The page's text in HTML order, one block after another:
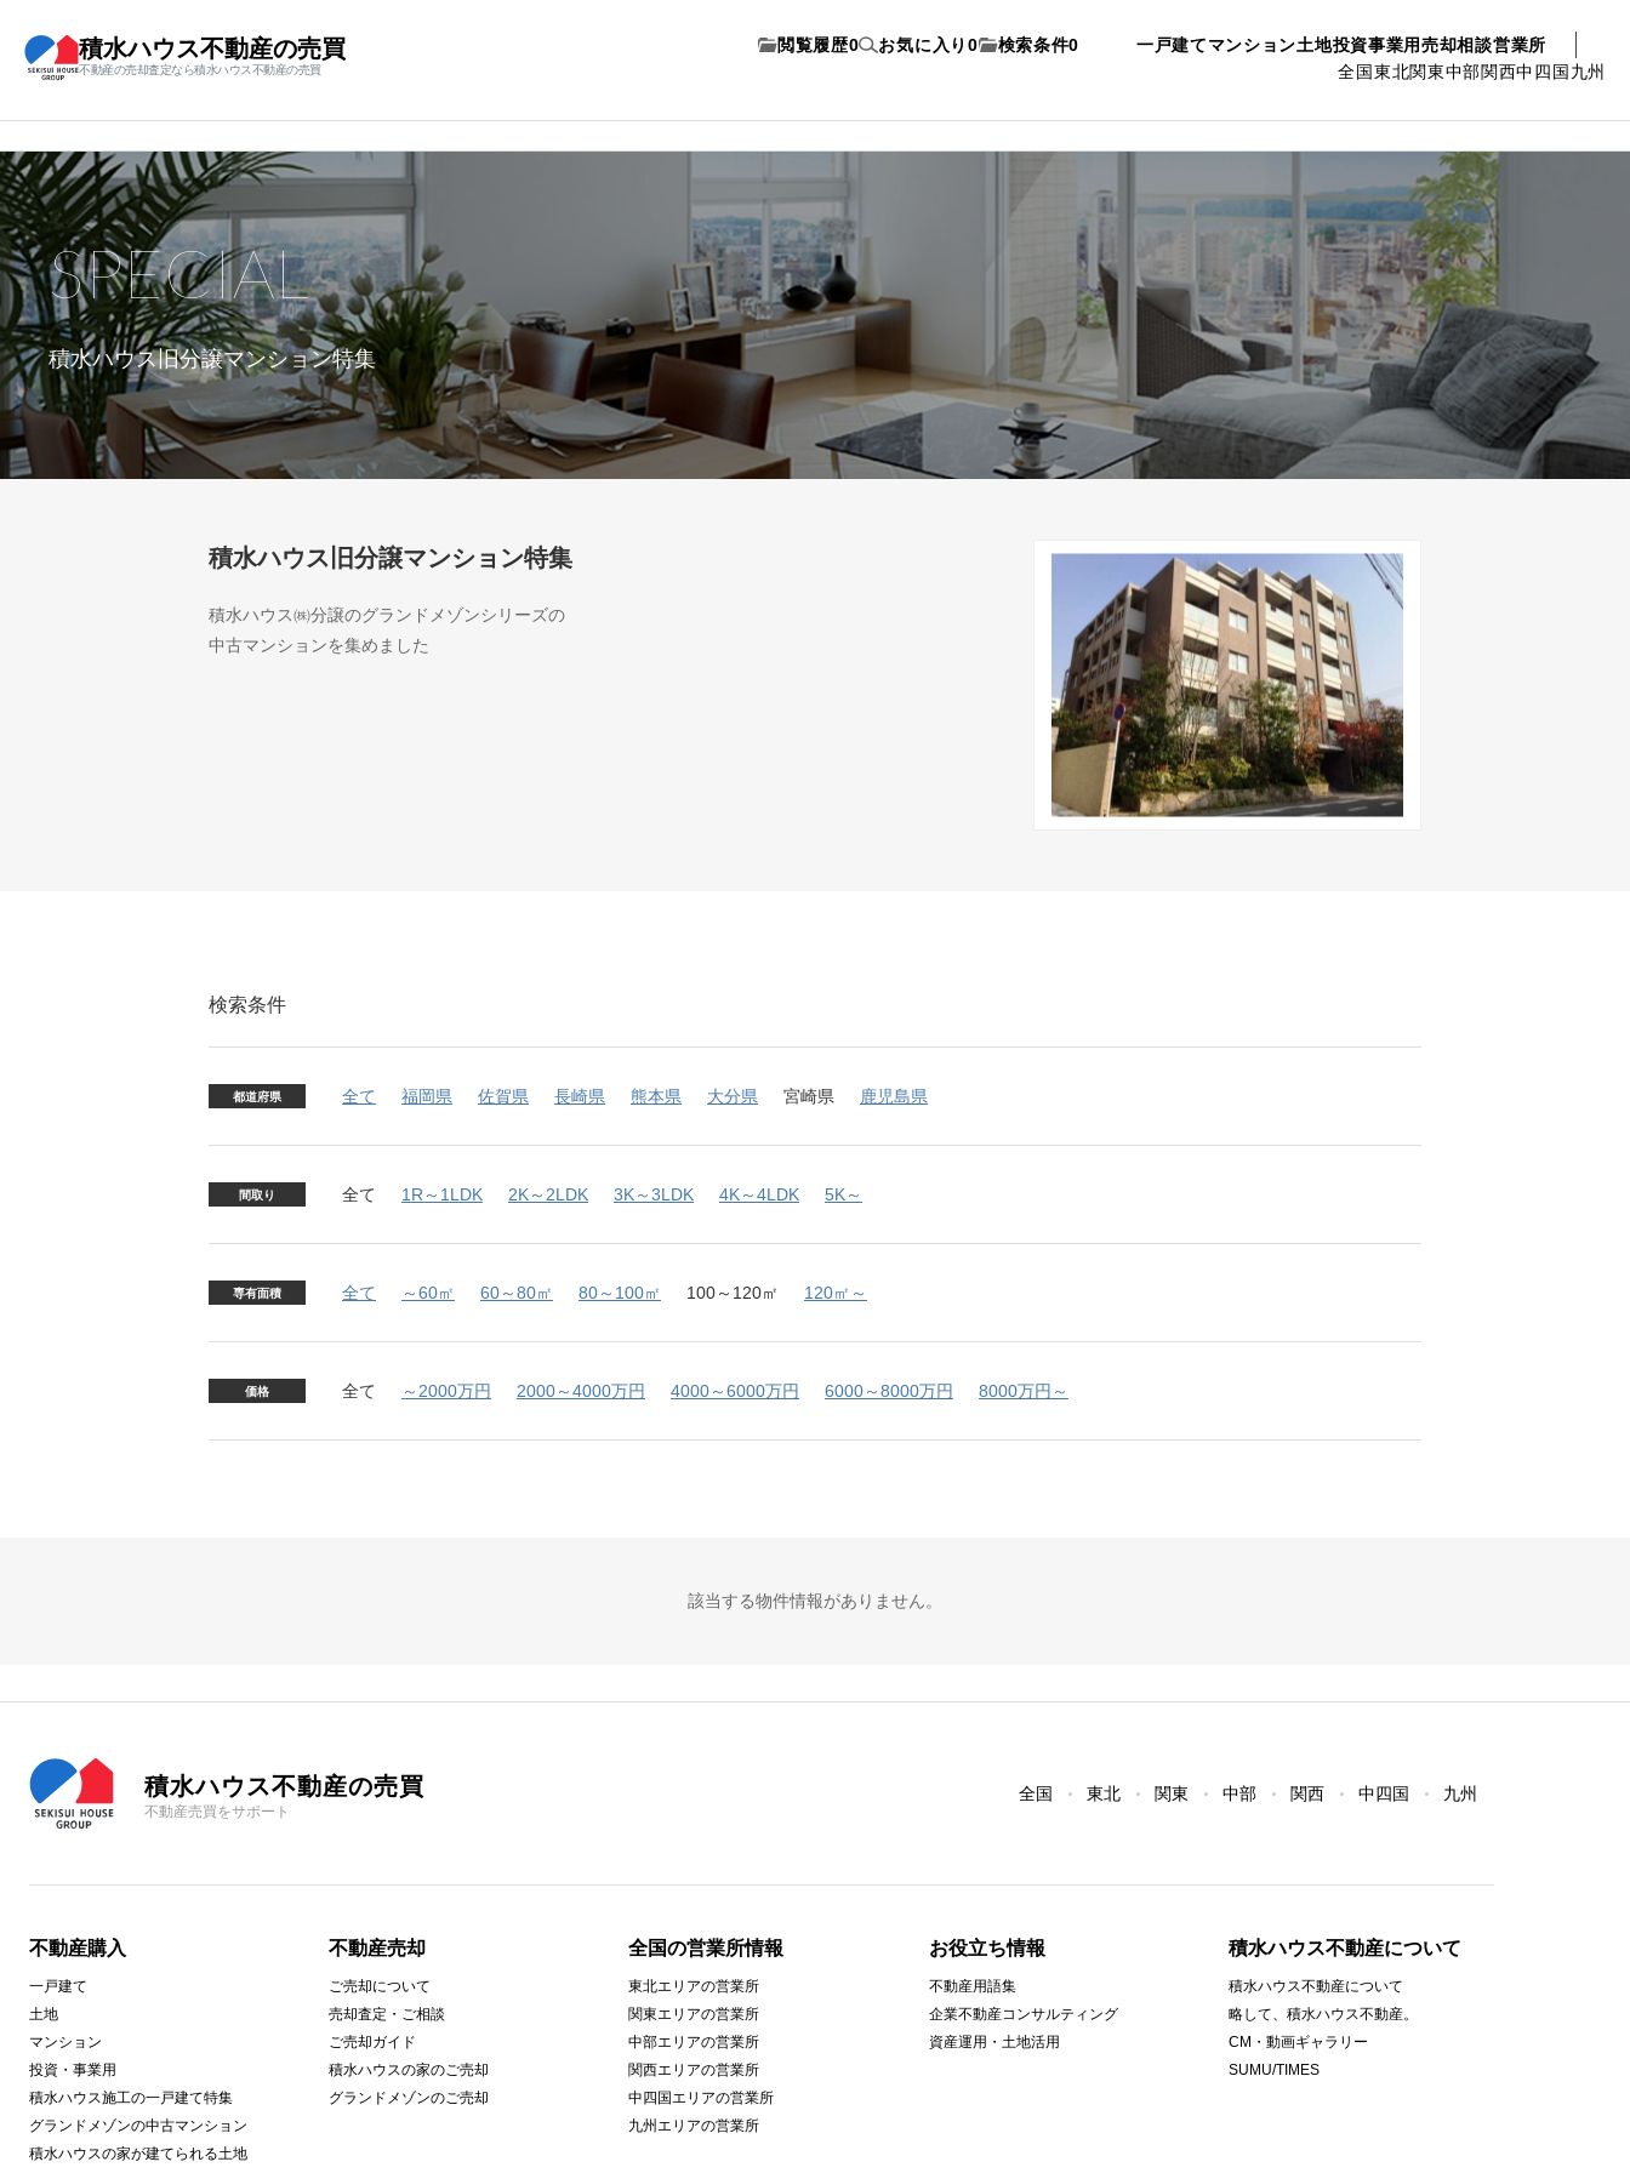
積水ハウス不動産の売買
不動産の売却査定なら積水ハウス不動産の売買
一戸建てマンション土地投資事業用売却相談営業所
全国東北関東中部関西中四国九州
閲覧履歴0 お気に入り 0 検索条件0
積水ハウス旧分譲マンション特集
SPECIAL
積水ハウス旧分譲マンション特集
積水ハウス㈱分譲のグランドメゾンシリーズの
中古マンションを集めました
検索条件
都道府県 全て 福岡県 佐賀県 長崎県 熊本県 大分県 宮崎県 鹿児島県
間取り 全て 1R～1LDK 2K～2LDK 3K～3LDK 4K～4LDK 5K～
専有面積 全て ～60㎡ 60～80㎡ 80～100㎡ 100～120㎡ 120㎡～
価格 全て ～2000万円 2000～4000万円 4000～6000万円 6000～8000万円 8000万円～
該当する物件情報がありません。
積水ハウス不動産の売買
不動産売買をサポート
全国 東北 関東 中部 関西 中四国 九州
不動産購入
一戸建て
土地
マンション
投資・事業用
積水ハウス施工の一戸建て特集
グランドメゾンの中古マンション
積水ハウスの家が建てられる土地
不動産売却
ご売却について
売却査定・ご相談
ご売却ガイド
積水ハウスの家のご売却
グランドメゾンのご売却
全国の営業所情報
東北エリアの営業所
関東エリアの営業所
中部エリアの営業所
関西エリアの営業所
中四国エリアの営業所
九州エリアの営業所
お役立ち情報
不動産用語集
企業不動産コンサルティング
資産運用・土地活用
積水ハウス不動産について
積水ハウス不動産について
略して、積水ハウス不動産。
CM・動画ギャラリー
SUMU/TIMES